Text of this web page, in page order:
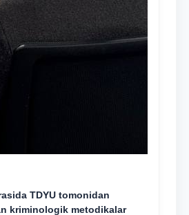
TDYU tomonidan
kriminologik metodikalar